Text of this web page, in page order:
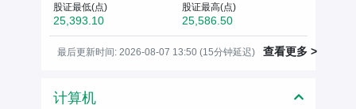
股证最低(点)
25,393.10
股证最高(点)
25,586.50
最后更新时间: 2026-08-07 13:50 (15分钟延迟) 查看更多 >
计算机